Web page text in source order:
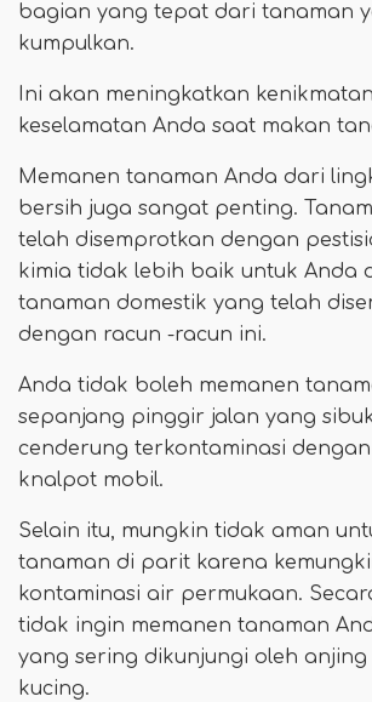
bagian yang tepat dari tanaman
kumpulkan.
Ini akan meningkatkan
keselamatan Anda saat makan
Memanen tanaman Anda dari
bersih juga sangat penting.
telah disemprotkan dengan
kimia tidak lebih baik untuk Anda
tanaman domestik yang telah
dengan racun -racun ini.
Anda tidak boleh memanen
sepanjang pinggir jalan yang
cenderung terkontaminasi
knalpot mobil.
Selain itu, mungkin tidak aman
tanaman di parit karena
kontaminasi air permukaan.
tidak ingin memanen tanaman
yang sering dikunjungi oleh
kucing.